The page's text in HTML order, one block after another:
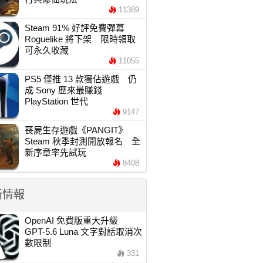
11389
Steam 91% 好評免費彈幕
Roguelike 將下架 限時領取
可永久收藏
11055
PS5 僅推 13 款獨佔遊戲 仍
成 Sony 歷來最賺錢
PlayStation 世代
9147
喪屍生存遊戲《PANGIT》
Steam 秋季封測開放報名 全
新序章率先試玩
8408
報
OpenAI 免費版重大升級
GPT-5.6 Luna 文字對話取消次
數限制
331